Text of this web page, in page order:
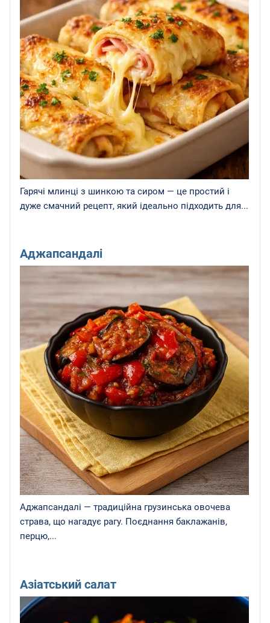
Гарячі млинці з шинкою та сиром — це простий і
дуже смачний рецепт, який ідеально підходить для...
Аджапсандалі
Аджапсандалі — традиційна грузинська овочева
страва, що нагадує рагу. Поєднання баклажанів,
перцю,...
Азіатський салат